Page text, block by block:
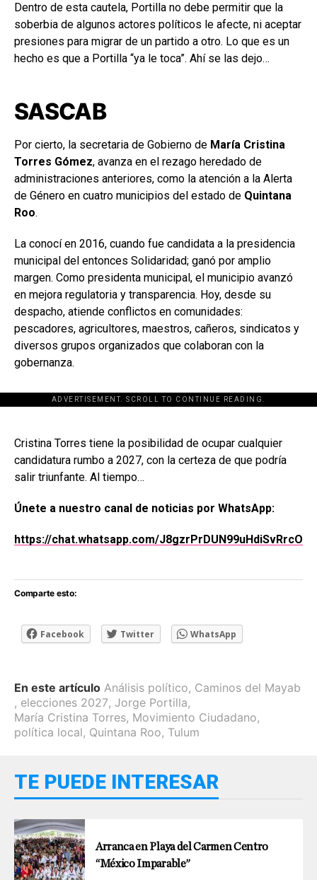
Dentro de esta cautela, Portilla no debe permitir que la
soberbia de algunos actores políticos le afecte, ni aceptar
presiones para migrar de un partido a otro. Lo que es un
hecho es que a Portilla “ya le toca”. Ahí se las dejo…
SASCAB
Por cierto, la secretaria de Gobierno de María Cristina
Torres Gómez, avanza en el rezago heredado de
administraciones anteriores, como la atención a la Alerta
de Género en cuatro municipios del estado de Quintana
Roo.
La conocí en 2016, cuando fue candidata a la presidencia
municipal del entonces Solidaridad; ganó por amplio
margen. Como presidenta municipal, el municipio avanzó
en mejora regulatoria y transparencia. Hoy, desde su
despacho, atiende conflictos en comunidades:
pescadores, agricultores, maestros, cañeros, sindicatos y
diversos grupos organizados que colaboran con la
gobernanza.
ADVERTISEMENT. SCROLL TO CONTINUE READING.
[adsforwp id="243463"]
Cristina Torres tiene la posibilidad de ocupar cualquier
candidatura rumbo a 2027, con la certeza de que podría
salir triunfante. Al tiempo…
Únete a nuestro canal de noticias por WhatsApp:
https://chat.whatsapp.com/J8gzrPrDUN99uHdiSvRrcO
Comparte esto:
Facebook Twitter WhatsApp
En este artículo Análisis político, Caminos del Mayab
, elecciones 2027, Jorge Portilla,
María Cristina Torres, Movimiento Ciudadano,
política local, Quintana Roo, Tulum
TE PUEDE INTERESAR
Arranca en Playa del Carmen Centro
“México Imparable”